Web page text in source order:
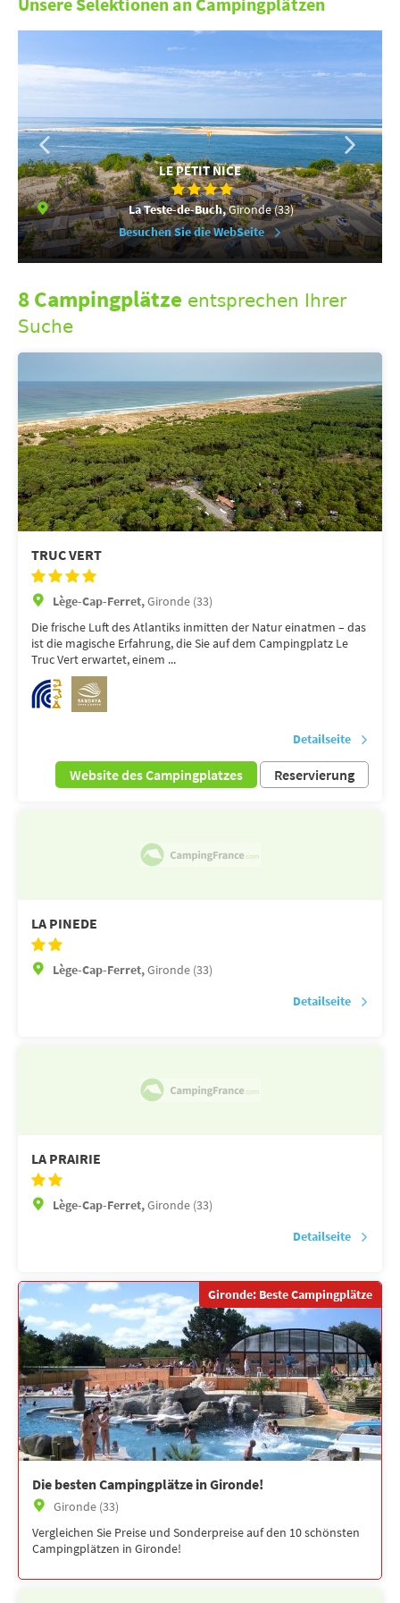
LE PETIT NICE
La Teste-de-Buch,Gironde (33)
Besuchen Sie die WebSeite
8 Campingplätze entsprechen Ihrer
Suche
TRUC VERT
Lège-Cap-Ferret,Gironde (33)
Die frische Luft des Atlantiks inmitten der Natur einatmen – das
ist die magische Erfahrung, die Sie auf dem Campingplatz Le
Truc Vert erwartet, einem ...
Detailseite
Website des Campingplatzes Reservierung
LA PINEDE
Lège-Cap-Ferret,Gironde (33)
Detailseite
LA PRAIRIE
Lège-Cap-Ferret,Gironde (33)
Detailseite
Gironde: Beste Campingplätze
Die besten Campingplätze in Gironde!
Gironde (33)
Vergleichen Sie Preise und Sonderpreise auf den 10 schönsten
Campingplätzen in Gironde!